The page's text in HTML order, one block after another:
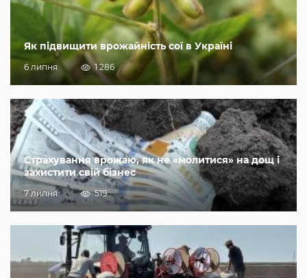
Як підвищити врожайність сої в Україні
6 липня 1 286
Страхування врожаю, як не «молитися» на дощ і
захистити свій бізнес
7 липня 519